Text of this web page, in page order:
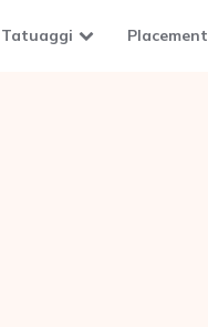
Tatuaggi Placement